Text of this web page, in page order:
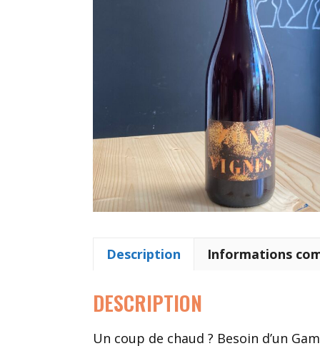
Description Informations
DESCRIPTION
Un coup de chaud ? Besoin d’un